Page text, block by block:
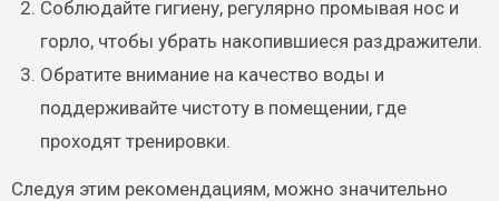
Соблюдайте гигиену, регулярно промывая нос и
горло, чтобы убрать накопившиеся раздражители.
Обратите внимание на качество воды и
поддерживайте чистоту в помещении, где
проходят тренировки.
Следуя этим рекомендациям, можно значительно